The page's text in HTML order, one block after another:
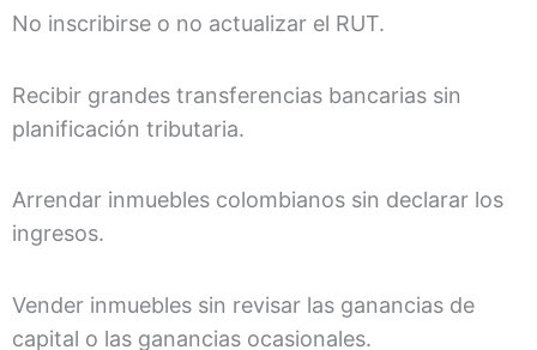
No inscribirse o no actualizar el RUT.
Recibir grandes transferencias bancarias sin
planificación tributaria.
Arrendar inmuebles colombianos sin declarar los
ingresos.
Vender inmuebles sin revisar las ganancias de
capital o las ganancias ocasionales.